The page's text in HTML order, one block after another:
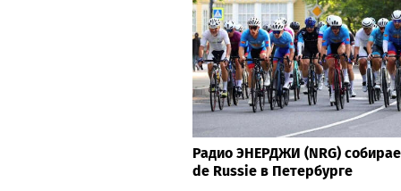
Радио ЭНЕРДЖИ (NRG)
de Russie в Петербурге